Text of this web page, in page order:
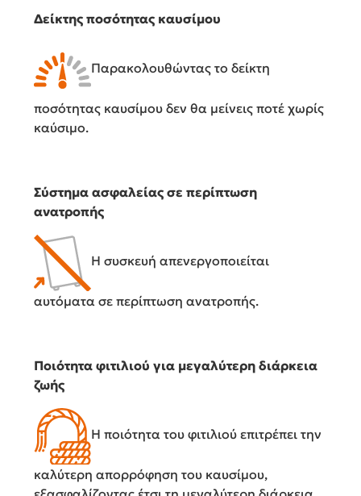
Δείκτης ποσότητας καυσίμου
Παρακολουθώντας το δείκτη
ποσότητας καυσίμου δεν θα μείνεις ποτέ χωρίς
καύσιμο.
Σύστημα ασφαλείας σε περίπτωση
ανατροπής
Η συσκευή απενεργοποιείται
αυτόματα σε περίπτωση ανατροπής.
Ποιότητα φιτιλιού για μεγαλύτερη διάρκεια
ζωής
Η ποιότητα του φιτιλιού επιτρέπει την
καλύτερη απορρόφηση του καυσίμου,